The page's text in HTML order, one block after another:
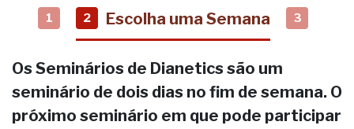
1 2 Escolha uma Semana 3
Os Seminários de Dianetics são um
seminário de dois dias no fim de semana. O
próximo seminário em que pode participar